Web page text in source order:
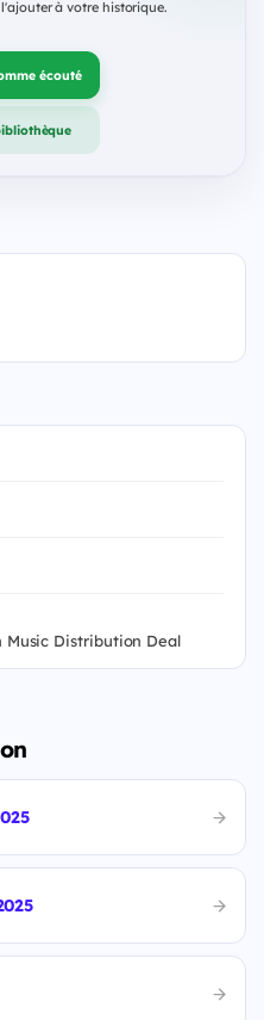
à votre historique.
écouté
Music Distribution Deal